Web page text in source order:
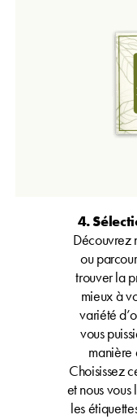
4.
Découvrez
ou
trouver la
mieux à
variété
vous
manière
Choisissez
et nous vous
les